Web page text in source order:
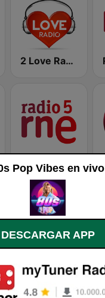
2 Love Radio
RNE Radio 5
Pop Vibes en vivo
DESCARGAR APP